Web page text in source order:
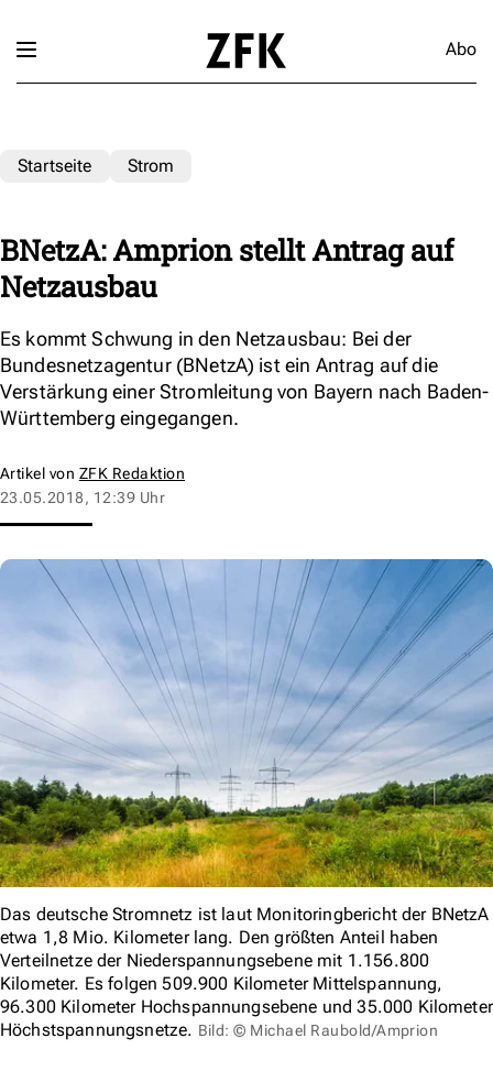
Abo
Startseite Strom
BNetzA: Amprion stellt Antrag auf
Netzausbau
Es kommt Schwung in den Netzausbau: Bei der
Bundesnetzagentur (BNetzA) ist ein Antrag auf die
Verstärkung einer Stromleitung von Bayern nach Baden-
Württemberg eingegangen.
Artikel von ZFK Redaktion
23.05.2018, 12:39 Uhr
Das deutsche Stromnetz ist laut Monitoringbericht der BNetzA
etwa 1,8 Mio. Kilometer lang. Den größten Anteil haben
Verteilnetze der Niederspannungsebene mit 1.156.800
Kilometer. Es folgen 509.900 Kilometer Mittelspannung,
96.300 Kilometer Hochspannungsebene und 35.000 Kilometer
Höchstspannungsnetze. Bild: © Michael Raubold/Amprion